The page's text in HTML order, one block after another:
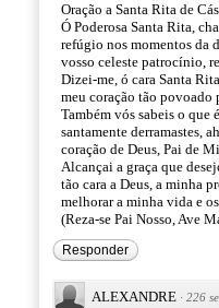
Oração a Santa Rita de
Ó Poderosa Santa Rita,
refúgio nos momentos da
vosso celeste patrocínio,
Dizei-me, ó cara Santa
meu coração tão povoado
Também vós sabeis o que
santamente derramastes,
coração de Deus, Pai de
Alcançai a graça que
tão cara a Deus, a minha
melhorar a minha vida e
(Reza-se Pai Nosso, Ave
Responder
ALEXANDRE · 226